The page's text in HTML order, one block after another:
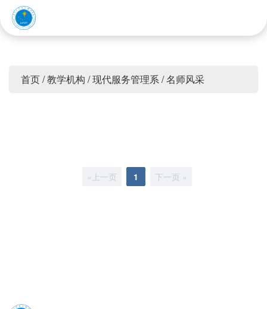
首页/教学机构 /现代服务管理系/名师风采
«上一页 1 下一页 »